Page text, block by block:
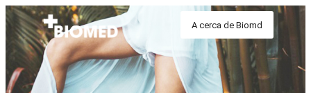
A cerca de Biomd